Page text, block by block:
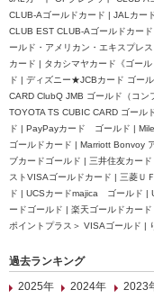
CLUB-Aゴールドカード | JALカー
CLUB EST CLUB-Aゴールドカー
ールド・アメリカン・エキスプレ
カード | タカシマヤカード《ゴー
ド | ディズニー★JCBカード ゴー
CARD ClubQ JMB ゴールド（コン
TOYOTA TS CUBIC CARD ゴー
ド | PayPayカード ゴールド |
ゴールドカード | Marriott Bonvoy
ブカードゴールド | 三井住友カー
ストVISAゴールドカード | 三菱Ｕ
ド | UCSカードmajica ゴールド |
ードゴールド | 楽天ゴールドカー
ポイントプラス＞ VISAゴールド |
過去ランキング
2025年
2024年 2023